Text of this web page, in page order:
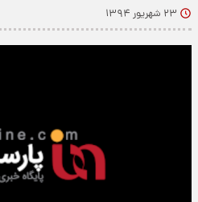
۲۳ شهریور ۱۳۹۴